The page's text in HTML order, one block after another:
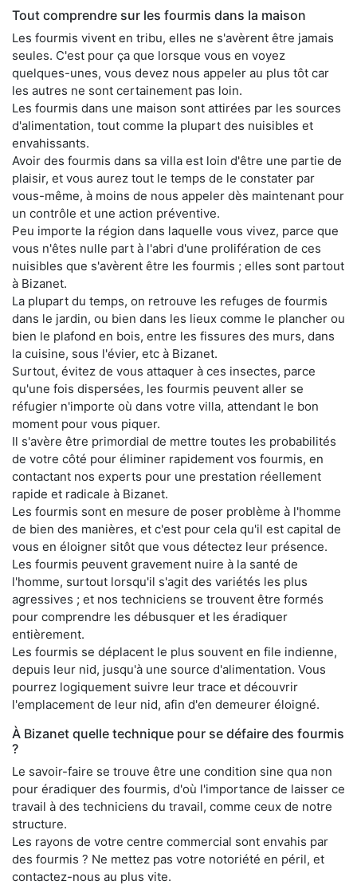
Tout comprendre sur les fourmis dans la maison
Les fourmis vivent en tribu, elles ne s'avèrent être jamais
seules. C'est pour ça que lorsque vous en voyez
quelques-unes, vous devez nous appeler au plus tôt car
les autres ne sont certainement pas loin.
Les fourmis dans une maison sont attirées par les sources
d'alimentation, tout comme la plupart des nuisibles et
envahissants.
Avoir des fourmis dans sa villa est loin d'être une partie de
plaisir, et vous aurez tout le temps de le constater par
vous-même, à moins de nous appeler dès maintenant pour
un contrôle et une action préventive.
Peu importe la région dans laquelle vous vivez, parce que
vous n'êtes nulle part à l'abri d'une prolifération de ces
nuisibles que s'avèrent être les fourmis ; elles sont partout
à Bizanet.
La plupart du temps, on retrouve les refuges de fourmis
dans le jardin, ou bien dans les lieux comme le plancher ou
bien le plafond en bois, entre les fissures des murs, dans
la cuisine, sous l'évier, etc à Bizanet.
Surtout, évitez de vous attaquer à ces insectes, parce
qu'une fois dispersées, les fourmis peuvent aller se
réfugier n'importe où dans votre villa, attendant le bon
moment pour vous piquer.
Il s'avère être primordial de mettre toutes les probabilités
de votre côté pour éliminer rapidement vos fourmis, en
contactant nos experts pour une prestation réellement
rapide et radicale à Bizanet.
Les fourmis sont en mesure de poser problème à l'homme
de bien des manières, et c'est pour cela qu'il est capital de
vous en éloigner sitôt que vous détectez leur présence.
Les fourmis peuvent gravement nuire à la santé de
l'homme, surtout lorsqu'il s'agit des variétés les plus
agressives ; et nos techniciens se trouvent être formés
pour comprendre les débusquer et les éradiquer
entièrement.
Les fourmis se déplacent le plus souvent en file indienne,
depuis leur nid, jusqu'à une source d'alimentation. Vous
pourrez logiquement suivre leur trace et découvrir
l'emplacement de leur nid, afin d'en demeurer éloigné.
À Bizanet quelle technique pour se défaire des fourmis
?
Le savoir-faire se trouve être une condition sine qua non
pour éradiquer des fourmis, d'où l'importance de laisser ce
travail à des techniciens du travail, comme ceux de notre
structure.
Les rayons de votre centre commercial sont envahis par
des fourmis ? Ne mettez pas votre notoriété en péril, et
contactez-nous au plus vite.